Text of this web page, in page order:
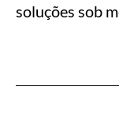
soluções sob